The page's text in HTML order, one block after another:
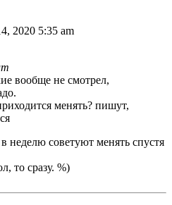
2020 5:35 am
вообще не смотрел,
менять? пишут,
неделю советуют менять спустя
то сразу. %)